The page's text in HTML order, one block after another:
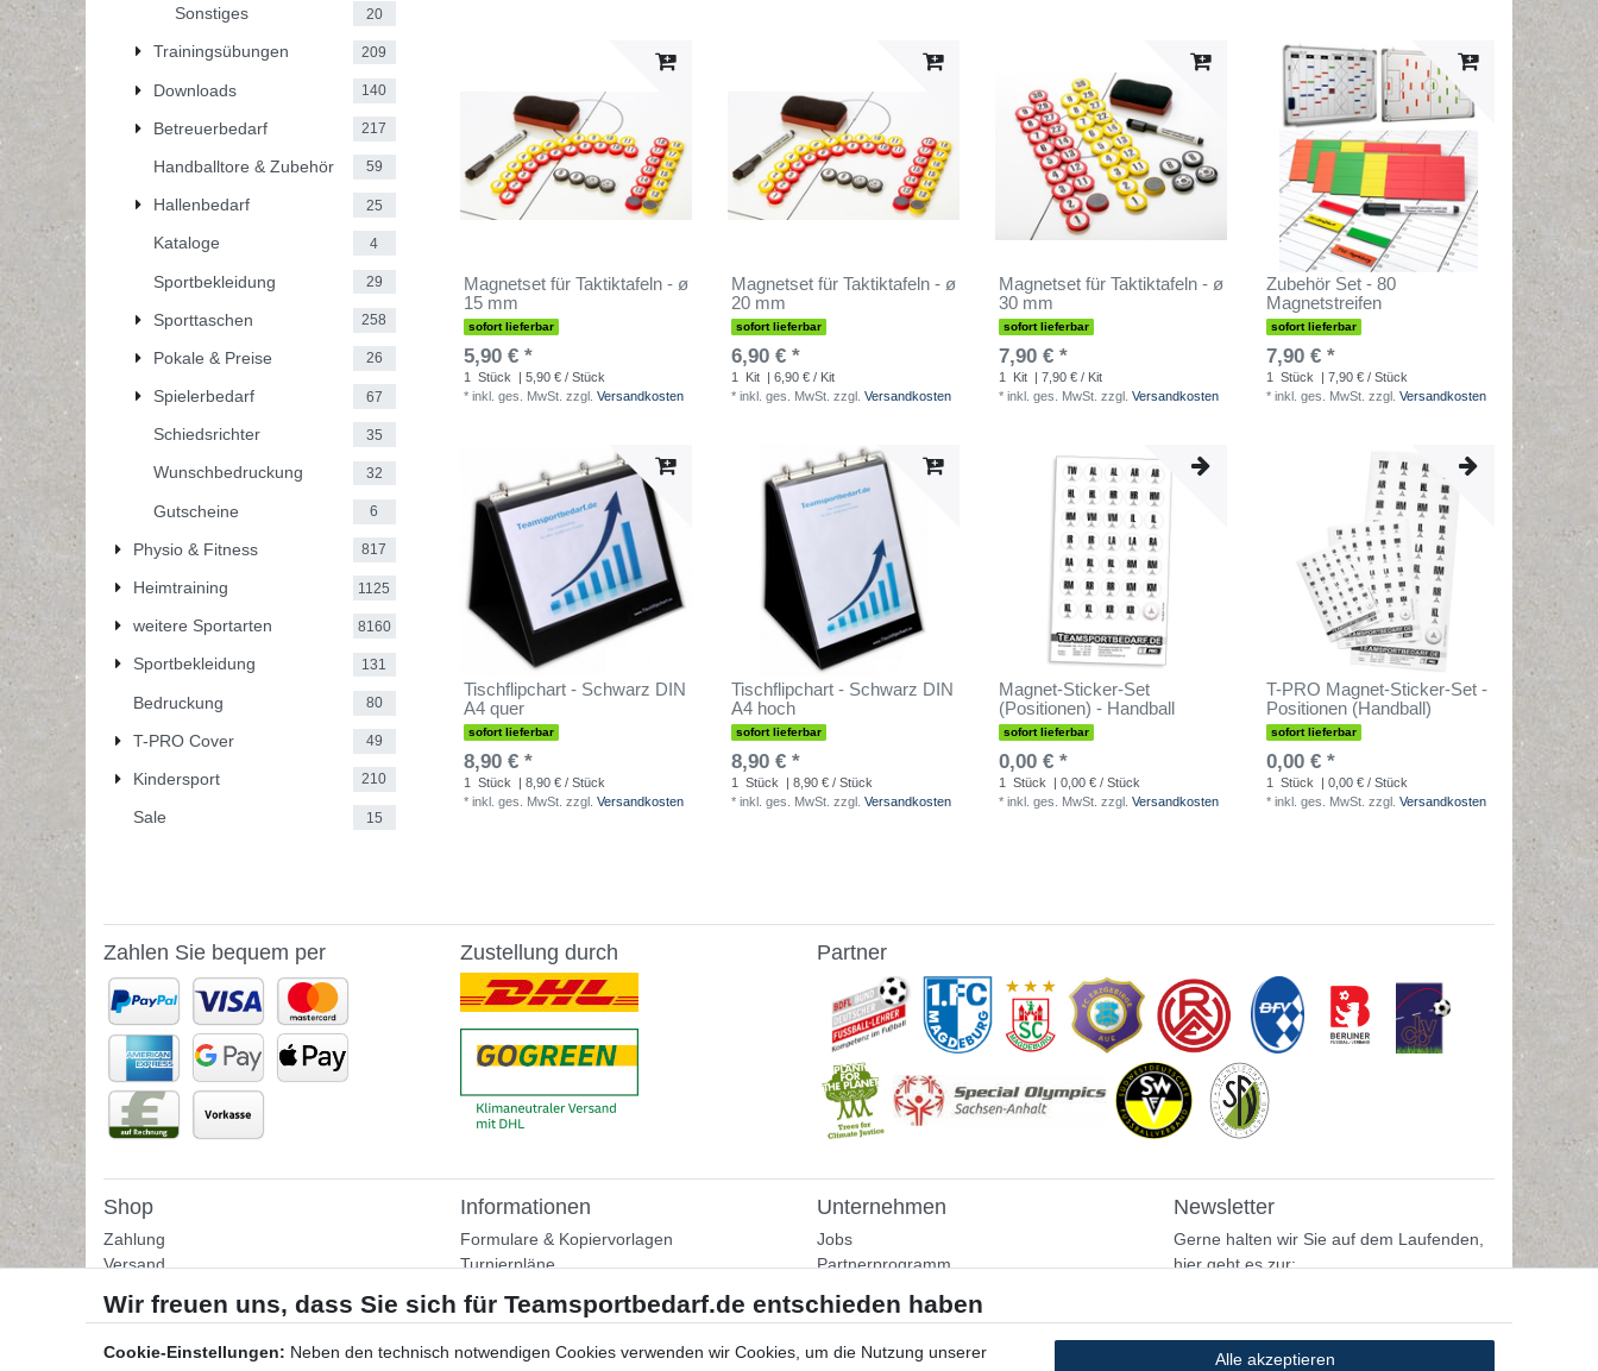
Sonstiges 20
Trainingsübungen 209
Downloads 140
Betreuerbedarf 217
Handballtore & Zubehör 59
Hallenbedarf 25
Kataloge 4
Sportbekleidung 29
Sporttaschen 258
Pokale & Preise 26
Spielerbedarf 67
Schiedsrichter 35
Wunschbedruckung 32
Gutscheine 6
Physio & Fitness 817
Heimtraining 1125
weitere Sportarten 8160
Sportbekleidung 131
Bedruckung 80
T-PRO Cover 49
Kindersport 210
Sale 15
Magnetset für Taktiktafeln - ø
15 mm
sofort lieferbar
5,90 € *
1 Stück
| 5,90 € / Stück
* inkl. ges. MwSt. zzgl. Versandkosten
Magnetset für Taktiktafeln - ø
20 mm
sofort lieferbar
6,90 € *
1 Kit
| 6,90 € / Kit
* inkl. ges. MwSt. zzgl. Versandkosten
Magnetset für Taktiktafeln - ø
30 mm
sofort lieferbar
7,90 € *
1 Kit
| 7,90 € / Kit
* inkl. ges. MwSt. zzgl. Versandkosten
Zubehör Set - 80
Magnetstreifen
sofort lieferbar
7,90 € *
1 Stück
| 7,90 € / Stück
* inkl. ges. MwSt. zzgl. Versandkosten
Tischflipchart - Schwarz DIN
A4 quer
sofort lieferbar
8,90 € *
1 Stück
| 8,90 € / Stück
* inkl. ges. MwSt. zzgl. Versandkosten
Tischflipchart - Schwarz DIN
A4 hoch
sofort lieferbar
8,90 € *
1 Stück
| 8,90 € / Stück
* inkl. ges. MwSt. zzgl. Versandkosten
Magnet-Sticker-Set
(Positionen) - Handball
sofort lieferbar
0,00 € *
1 Stück
| 0,00 € / Stück
* inkl. ges. MwSt. zzgl. Versandkosten
T-PRO Magnet-Sticker-Set -
Positionen (Handball)
sofort lieferbar
0,00 € *
1 Stück
| 0,00 € / Stück
* inkl. ges. MwSt. zzgl. Versandkosten
Zahlen Sie bequem per Zustellung durch Partner
Shop
Zahlung
Versand
Helpcenter
Bestellformular
Informationen
Formulare & Kopiervorlagen
Turnierpläne
Tipps & Informationen
Unternehmen
Jobs
Partnerprogramm
Bestellung widerrufen
Newsletter
Gerne halten wir Sie auf dem Laufenden,
hier geht es zur:
Cookie-Einstellungen: Neben den technisch notwendigen Cookies verwenden wir Cookies, um die Nutzung unserer
Alle akzeptieren